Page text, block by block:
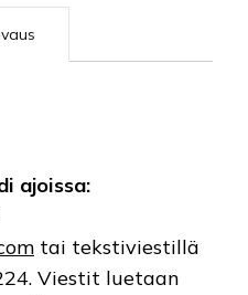
ajoissa:
tai tekstiviestillä
Viestit luetaan